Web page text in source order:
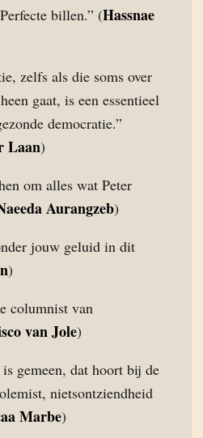
billen.” (Hassnae
zelfs als die soms over
gaat, is een essentieel
democratie.”
Laan)
om alles wat Peter
Aurangzeb)
jouw geluid in dit
)
columnist van
van Jole)
gemeen, dat hoort bij de
nietsontziendheid
Marbe)